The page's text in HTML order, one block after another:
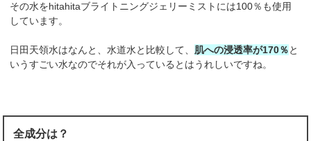
その水をhitahitaブライトニングジェリーミストには100％も使用
しています。
日田天領水はなんと、水道水と比較して、 肌への浸透率が170％と
いうすごい水なのでそれが入っているとはうれしいですね。
全成分は？